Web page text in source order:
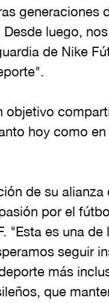
generaciones
luego,
de Nike
objetivo
hoy como
de su alianza
por el
"Esta es una de
seguir
más
que